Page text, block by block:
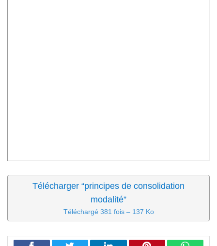
Télécharger “principes de consolidation
modalité”
Téléchargé 381 fois – 137 Ko